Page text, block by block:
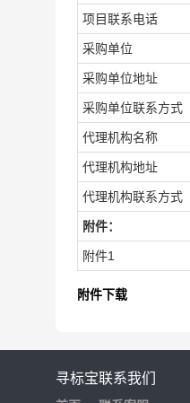
项目联系电话
采购单位
采购单位地址
采购单位联系方式
代理机构名称
代理机构地址
代理机构联系方式
附件：
附件1
附件下载
寻标宝联系我们